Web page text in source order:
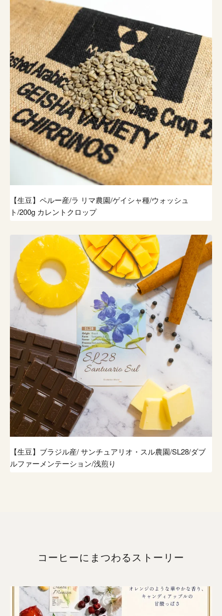
【生豆】ペルー産/ラ リマ農園/ゲイシャ種/ウォッシュ
ト/200g カレントクロップ
【生豆】ブラジル産/ サンチュアリオ・スル農園/SL28/ダブ
ルファーメンテーション/浅煎り
コーヒーにまつわるストーリー